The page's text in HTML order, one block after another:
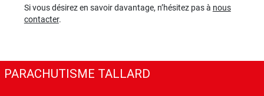
Si vous désirez en savoir davantage, n’hésitez pas à nous
contacter.
PARACHUTISME TALLARD